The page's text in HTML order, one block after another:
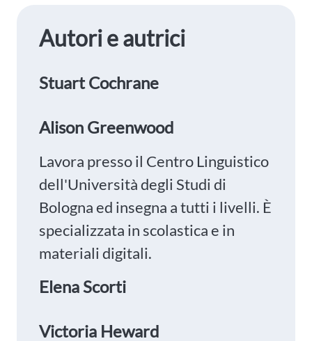
Autori e autrici
Stuart Cochrane
Alison Greenwood
Lavora presso il Centro Linguistico
dell'Università degli Studi di
Bologna ed insegna a tutti i livelli. È
specializzata in scolastica e in
materiali digitali.
Elena Scorti
Victoria Heward